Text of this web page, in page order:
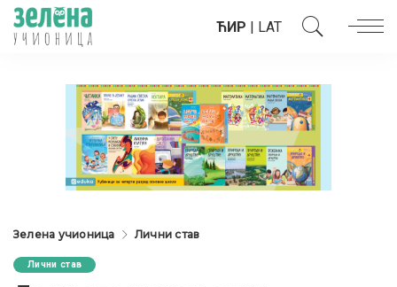
ЋИР | LAT
Зелена учионица Лични став
Лични став